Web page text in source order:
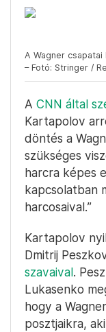
A Wagner
– Fotó: Stringer /
A CNN által
Kartapolov
döntés a
szükséges
harcra képes
kapcsolatban
harcosaival.”
Kartapolov
Dmitrij
szavaival.
Lukasenko
hogy a
posztjaikra,